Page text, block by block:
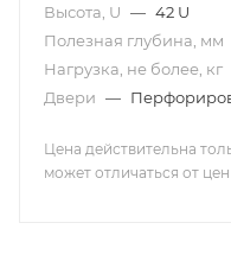
Высота, U — 42 U
Полезная глубина, мм
Нагрузка, не более, кг
Двери —
Цена действительна
может отличаться от